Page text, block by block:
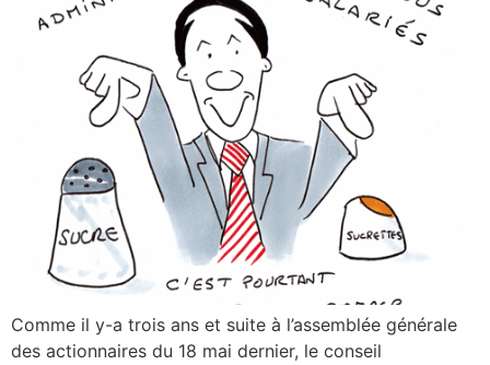
Comme il y-a trois ans et suite à l’assemblée générale
des actionnaires du 18 mai dernier, le conseil